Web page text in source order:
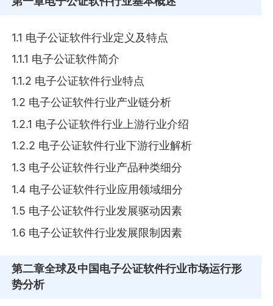
1.1 电子公证软件行业定义及特点
1.1.1 电子公证软件简介
1.1.2 电子公证软件行业特点
1.2 电子公证软件行业产业链分析
1.2.1 电子公证软件行业上游行业介绍
1.2.2 电子公证软件行业下游行业解析
1.3 电子公证软件行业产品种类细分
1.4 电子公证软件行业应用领域细分
1.5 电子公证软件行业发展驱动因素
1.6 电子公证软件行业发展限制因素
第二章全球及中国电子公证软件行业市场运行形
势分析